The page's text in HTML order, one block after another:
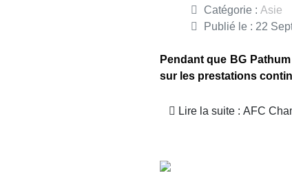
Catégorie : Asie
Publié le : 22
Pendant que BG
sur les prestations
Lire la suite : AFC